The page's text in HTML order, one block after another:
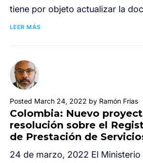
tiene por objeto actualizar la
LEER MÁS
Posted March 24, 2022 by Ramón Frias
Colombia: Nuevo
resolución sobre el
de Prestación de
24 de marzo, 2022 El Ministerio